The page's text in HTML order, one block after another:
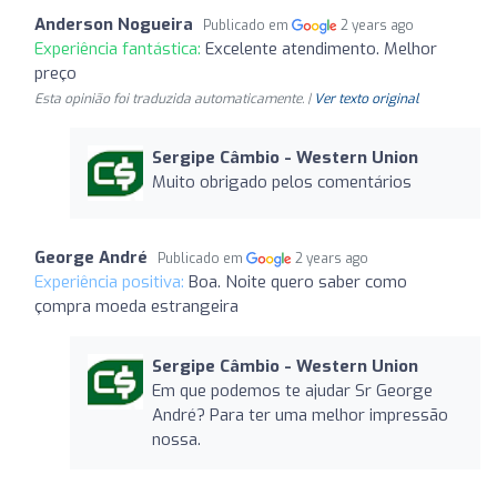
Anderson Nogueira Publicado em 2 years ago
Experiência fantástica: Excelente atendimento. Melhor
preço
Esta opinião foi traduzida automaticamente. | Ver texto original
Sergipe Câmbio - Western Union
Muito obrigado pelos comentários
George André Publicado em 2 years ago
Experiência positiva: Boa. Noite quero saber como
çompra moeda estrangeira
Sergipe Câmbio - Western Union
Em que podemos te ajudar Sr George
André? Para ter uma melhor impressão
nossa.